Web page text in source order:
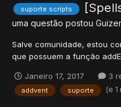
suporte scripts
uma questão postou
Salve comunidade, estou
que possuem a função
Janeiro 17, 2017
3
addvent suporte (e 1